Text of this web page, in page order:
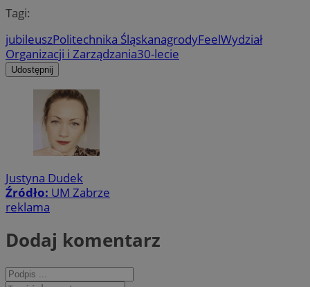
Tagi:
jubileuszPolitechnika ŚląskanagrodyFeelWydział
Organizacji i Zarządzania30-lecie
Udostępnij
Justyna Dudek
Źródło: UM Zabrze
reklama
Dodaj komentarz